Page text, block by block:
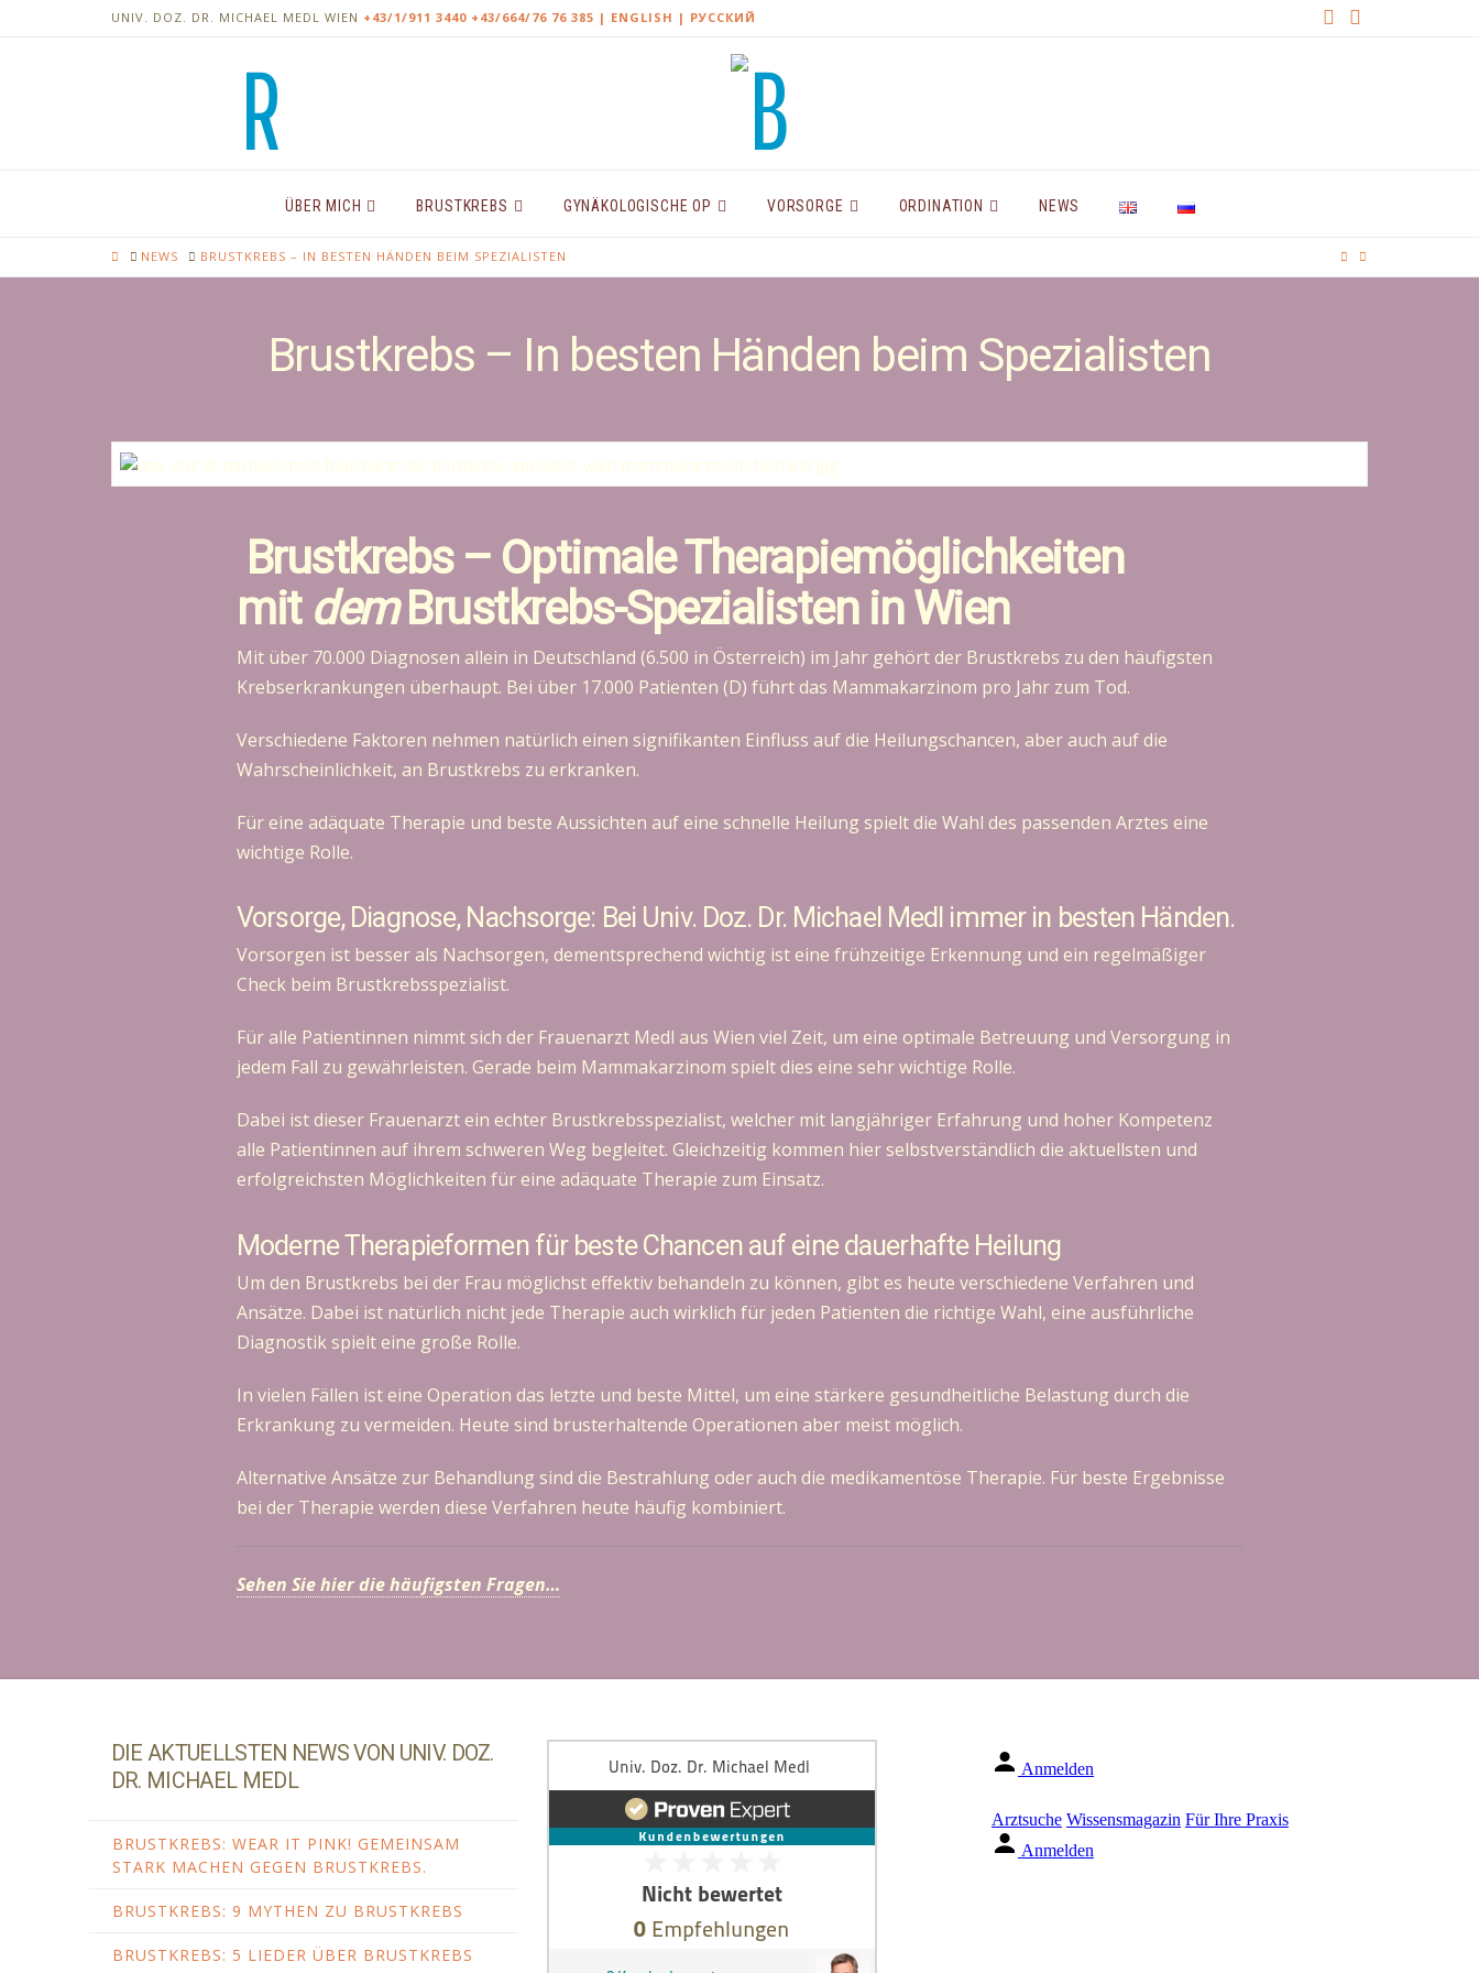
UNIV. DOZ. DR. MICHAEL MEDL WIEN +43/1/911 3440 +43/664/76 76 385 | ENGLISH | РУССКИЙ
ÜBER MICH BRUSTKREBS GYNÄKOLOGISCHE OP VORSORGE ORDINATION NEWS
HOMENEWS BRUSTKREBS – IN BESTEN HÄNDEN BEIM SPEZIALISTEN
Brustkrebs – In besten Händen beim Spezialisten
Brustkrebs – Optimale Therapiemöglichkeiten
mit demBrustkrebs-Spezialisten in Wien
Mit über 70.000 Diagnosen allein in Deutschland (6.500 in Österreich) im Jahr gehört der Brustkrebs zu den häufigsten
Krebserkrankungen überhaupt. Bei über 17.000 Patienten (D) führt das Mammakarzinom pro Jahr zum Tod.
Verschiedene Faktoren nehmen natürlich einen signifikanten Einfluss auf die Heilungschancen, aber auch auf die
Wahrscheinlichkeit, an Brustkrebs zu erkranken.
Für eine adäquate Therapie und beste Aussichten auf eine schnelle Heilung spielt die Wahl des passenden Arztes eine
wichtige Rolle.
Vorsorge, Diagnose, Nachsorge: Bei Univ. Doz. Dr. Michael Medl immer in besten Händen.
Vorsorgen ist besser als Nachsorgen, dementsprechend wichtig ist eine frühzeitige Erkennung und ein regelmäßiger
Check beim Brustkrebsspezialist.
Für alle Patientinnen nimmt sich der Frauenarzt Medl aus Wien viel Zeit, um eine optimale Betreuung und Versorgung in
jedem Fall zu gewährleisten. Gerade beim Mammakarzinom spielt dies eine sehr wichtige Rolle.
Dabei ist dieser Frauenarzt ein echter Brustkrebsspezialist, welcher mit langjähriger Erfahrung und hoher Kompetenz
alle Patientinnen auf ihrem schweren Weg begleitet. Gleichzeitig kommen hier selbstverständlich die aktuellsten und
erfolgreichsten Möglichkeiten für eine adäquate Therapie zum Einsatz.
Moderne Therapieformen für beste Chancen auf eine dauerhafte Heilung
Um den Brustkrebs bei der Frau möglichst effektiv behandeln zu können, gibt es heute verschiedene Verfahren und
Ansätze. Dabei ist natürlich nicht jede Therapie auch wirklich für jeden Patienten die richtige Wahl, eine ausführliche
Diagnostik spielt eine große Rolle.
In vielen Fällen ist eine Operation das letzte und beste Mittel, um eine stärkere gesundheitliche Belastung durch die
Erkrankung zu vermeiden. Heute sind brusterhaltende Operationen aber meist möglich.
Alternative Ansätze zur Behandlung sind die Bestrahlung oder auch die medikamentöse Therapie. Für beste Ergebnisse
bei der Therapie werden diese Verfahren heute häufig kombiniert.
Sehen Sie hier die häufigsten Fragen…
DIE AKTUELLSTEN NEWS VON UNIV. DOZ.
DR. MICHAEL MEDL
BRUSTKREBS: WEAR IT PINK! GEMEINSAM
STARK MACHEN GEGEN BRUSTKREBS.
BRUSTKREBS: 9 MYTHEN ZU BRUSTKREBS
BRUSTKREBS: 5 LIEDER ÜBER BRUSTKREBS